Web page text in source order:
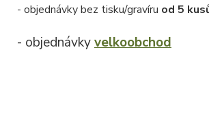
- objednávky bez tisku/gravíru od 5
- objednávkyvelkoobchod